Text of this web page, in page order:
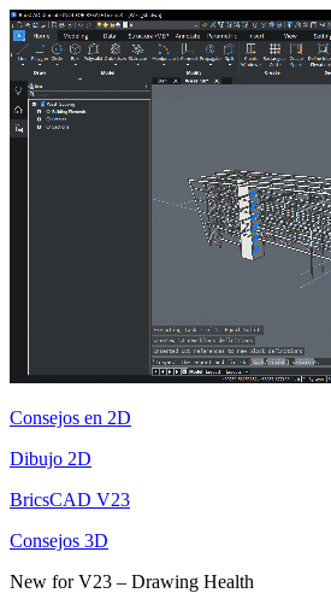
Consejos en 2D
Dibujo 2D
BricsCAD V23
Consejos 3D
New for V23 – Drawing Health